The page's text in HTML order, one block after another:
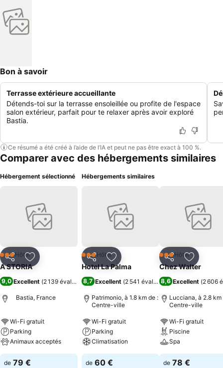
Bon à savoir
Terrasse extérieure accueillante
Détends-toi sur la terrasse ensoleillée ou profite de l'espace
salon extérieur, parfait pour te relaxer après avoir exploré
Bastia.
Ce résumé a été créé à l’aide de l’IA et peut ne pas être exact à 100 %.
Comparer avec des hébergements similaires
Hébergement sélectionné
PartagerAjouter à mes favoris
3 ÉtoilesHôtel
A STORIA
9,0 Excellent (2 139 évaluations)
Bastia, France
Wi-Fi gratuit
Parking
Animaux acceptés
de 79 €
Hébergements similaires
PartagerAjouter à mes favoris
3 ÉtoilesHôtel
Hotel La Palma
8,7 Excellent (2 541 évaluations)
Patrimonio, à 1.8 km de :
Centre-ville
Wi-Fi gratuit
Parking
Climatisation
de 60 €
PartagerAjouter
3 ÉtoilesHôtel
Chez Walter
8,6 Excellent (2 606
Lucciana, à 2.8 km
Centre-ville
Wi-Fi gratuit
Piscine
Spa
de 78 €